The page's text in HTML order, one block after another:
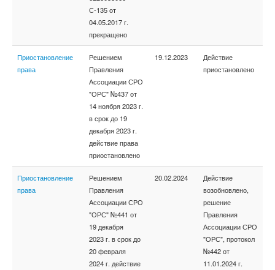
С-135 от
04.05.2017 г.
прекращено
Приостановление
права
Решением
Правления
Ассоциации СРО
"ОРС" №437 от
14 ноября 2023 г.
в срок до 19
декабря 2023 г.
действие права
приостановлено
19.12.2023
Действие
приостановлено
Приостановление
права
Решением
Правления
Ассоциации СРО
"ОРС" №441 от
19 декабря
2023 г. в срок до
20 февраля
2024 г. действие
20.02.2024
Действие
возобновлено,
решение
Правления
Ассоциации СРО
"ОРС", протокол
№442 от
11.01.2024 г.